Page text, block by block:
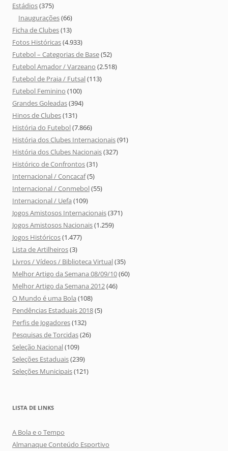
Estádios(375)
Inaugurações(66)
Ficha de Clubes(13)
Fotos Históricas(4.933)
Futebol – Categorias de Base(52)
Futebol Amador / Varzeano (2.518)
Futebol de Praia / Futsal(113)
Futebol Feminino (100)
Grandes Goleadas(394)
Hinos de Clubes(131)
História do Futebol(7.866)
História dos Clubes Internacionais(91)
História dos Clubes Nacionais(327)
Histórico de Confrontos(31)
Internacional / Concacaf(5)
Internacional / Conmebol(55)
Internacional / Uefa (109)
Jogos Amistosos Internacionais(371)
Jogos Amistosos Nacionais(1.259)
Jogos Históricos(1.477)
Lista de Artilheiros(3)
Livros / Vídeos / Biblioteca Virtual(35)
Melhor Artigo da Semana 08/09/10(60)
Melhor Artigo da Semana 2012(46)
O Mundo é uma Bola (108)
Pendências Estaduais 2018(5)
Perfis de Jogadores(132)
Pesquisas de Torcidas(26)
Seleção Nacional(109)
Seleções Estaduais(239)
Seleções Municipais(121)
LISTA DE LINKS
A Bola e o Tempo
Almanaque Conteúdo Esportivo